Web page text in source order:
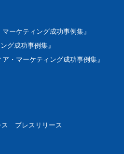
マーケティング成功事例集』
グ成功事例集』
ア・マーケティング成功事例集』
ス プレスリリース